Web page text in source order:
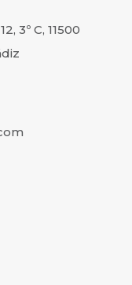
3º C, 11500